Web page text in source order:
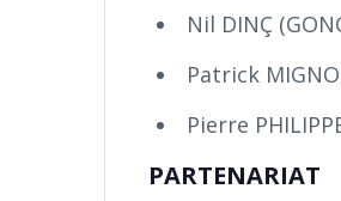
Nil DINÇ
Patrick
Pierre
PARTENARIAT